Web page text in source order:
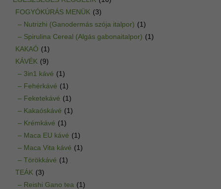
FOGYÓKÚRÁS MENÜK (3)
– Nutrizhi (Ganodermás szója italpor) (1)
– Spirulina Cereal (Algás gabonaitalpor) (1)
KAKAÓ (1)
KÁVÉK (9)
– 3in1 kávé (1)
– Fehérkávé (1)
– Feketekávé (1)
– Kakaóskávé (1)
– Krémkávé (1)
– Maca EU kávé (1)
– Maca Vita kávé (1)
– Törökkávé (1)
TEÁK (3)
– Reishi Gano tea (1)